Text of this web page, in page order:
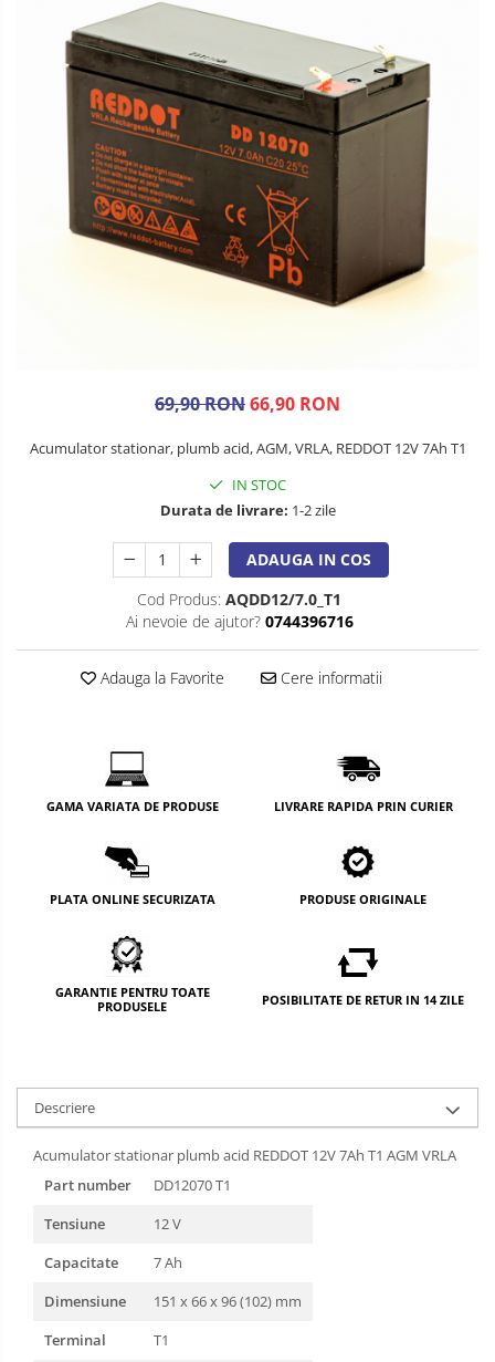
69,90 RON66,90 RON
Acumulator stationar, plumb acid, AGM, VRLA, REDDOT 12V 7Ah T1
IN STOC
Durata de livrare: 1-2 zile
ADAUGA IN COS
Cod Produs: AQDD12/7.0_T1
Ai nevoie de ajutor? 0744396716
Adauga la Favorite Cere informatii
GAMA VARIATA DE PRODUSE LIVRARE RAPIDA PRIN CURIER
PLATA ONLINE SECURIZATA PRODUSE ORIGINALE
GARANTIE PENTRU TOATE
PRODUSELE
POSIBILITATE DE RETUR IN 14 ZILE
Descriere
Acumulator stationar plumb acid REDDOT 12V 7Ah T1 AGM VRLA
Part number
DD12070 T1
Tensiune
12 V
Capacitate
7 Ah
Dimensiune
151 x 66 x 96 (102) mm
Terminal
T1